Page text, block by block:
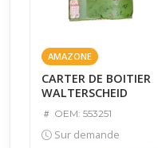
AMAZONE
CARTER DE BOITIER
WALTERSCHEID
OEM: 553251
Sur demande